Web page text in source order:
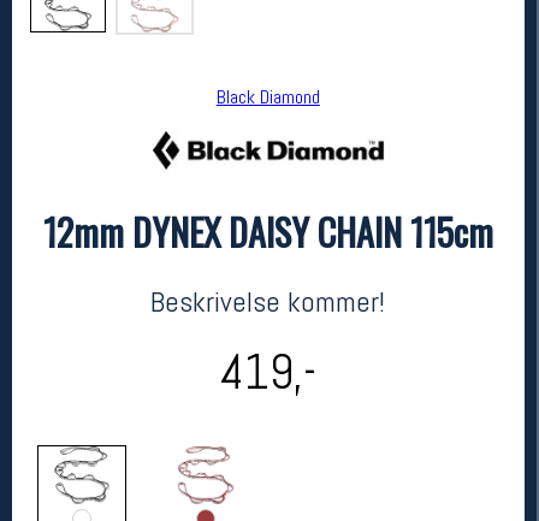
Black Diamond
12mm DYNEX DAISY CHAIN 115cm
Beskrivelse kommer!
419,-
Black Diamond
kr 419